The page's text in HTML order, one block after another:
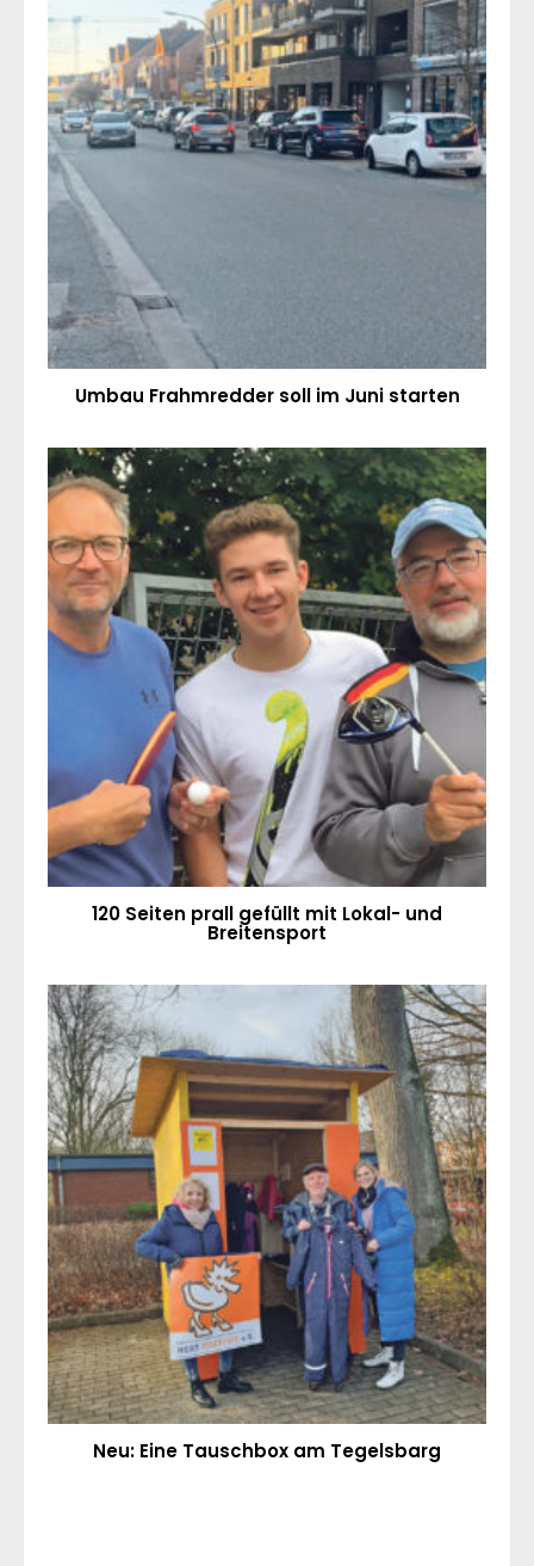
Umbau Frahmredder soll im Juni starten
120 Seiten prall gefüllt mit Lokal- und
Breitensport
Neu: Eine Tauschbox am Tegelsbarg